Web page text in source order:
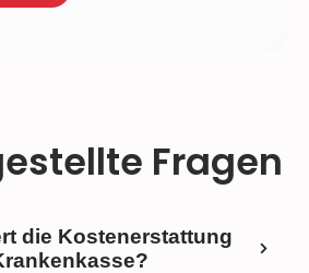
Fragen
die Kostenerstattung